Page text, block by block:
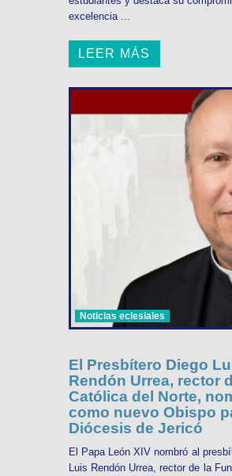
excelencia ...
LEER MÁS
Noticias eclesiales
El Presbítero Diego
Rendón Urrea, rector
Católica del Norte,
como nuevo Obispo
Diócesis de Jericó
El Papa León XIV nombró al
Luis Rendón Urrea, rector de la